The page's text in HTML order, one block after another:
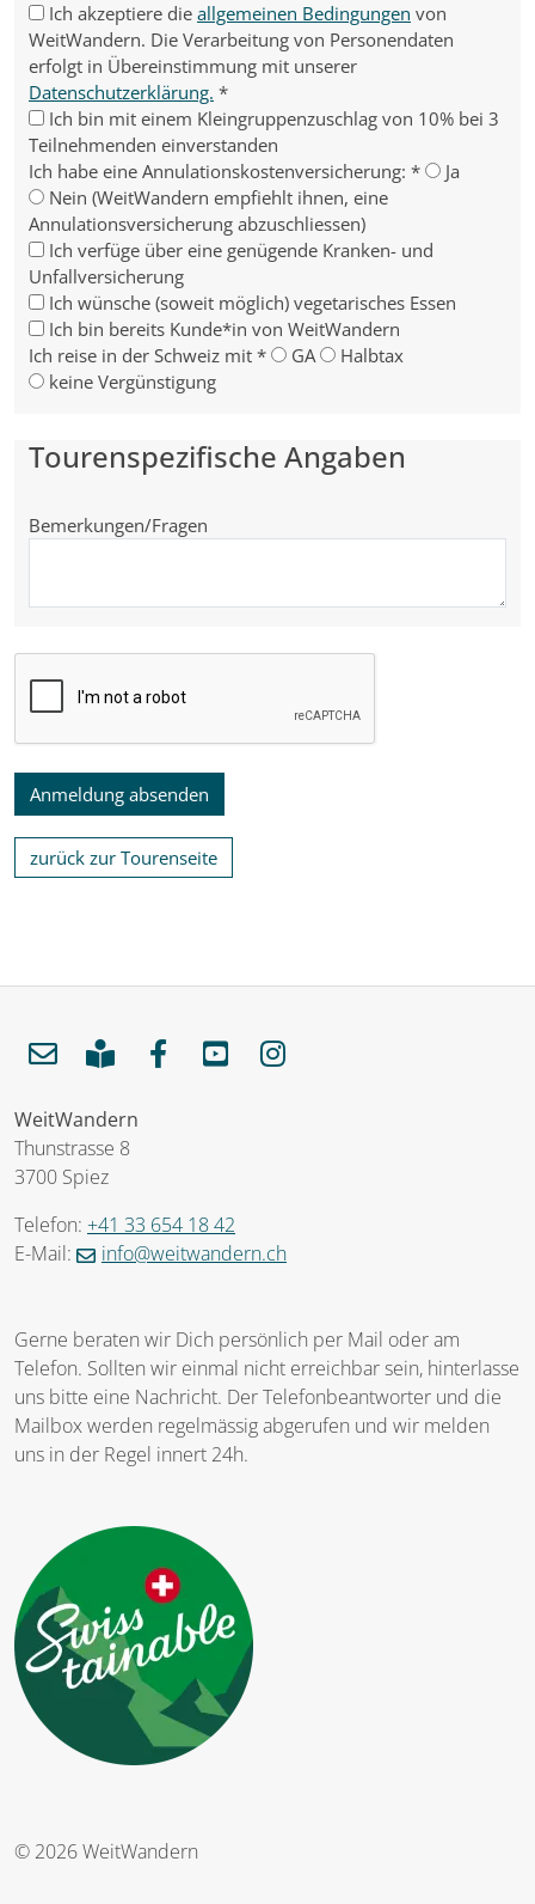
Ich akzeptiere die allgemeinen Bedingungen von
WeitWandern. Die Verarbeitung von Personendaten
erfolgt in Übereinstimmung mit unserer
Datenschutzerklärung. *
Ich bin mit einem Kleingruppenzuschlag von 10% bei 3
Teilnehmenden einverstanden
Ich habe eine Annulationskostenversicherung: *
Ja
Nein (WeitWandern empfiehlt ihnen, eine
Annulationsversicherung abzuschliessen)
Ich verfüge über eine genügende Kranken- und
Unfallversicherung
Ich wünsche (soweit möglich) vegetarisches Essen
Ich bin bereits Kunde*in von WeitWandern
Ich reise in der Schweiz mit * GA
Halbtax
keine Vergünstigung
Tourenspezifische Angaben
Bemerkungen/Fragen
zurück zur Tourenseite
WeitWandern
Thunstrasse 8
3700 Spiez
Telefon: +41 33 654 18 42
E-Mail:
info@weitwandern.ch
Gerne beraten wir Dich persönlich per Mail oder am
Telefon. Sollten wir einmal nicht erreichbar sein, hinterlasse
uns bitte eine Nachricht. Der Telefonbeantworter und die
Mailbox werden regelmässig abgerufen und wir melden
uns in der Regel innert 24h.
© 2026 WeitWandern